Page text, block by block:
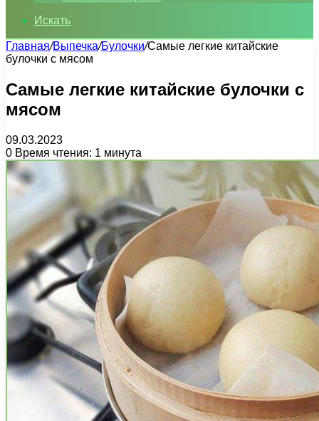
Искать
Главная/Выпечка/Булочки/Самые легкие китайские
булочки с мясом
Самые легкие китайские булочки с
мясом
09.03.2023
0 Время чтения: 1 минута